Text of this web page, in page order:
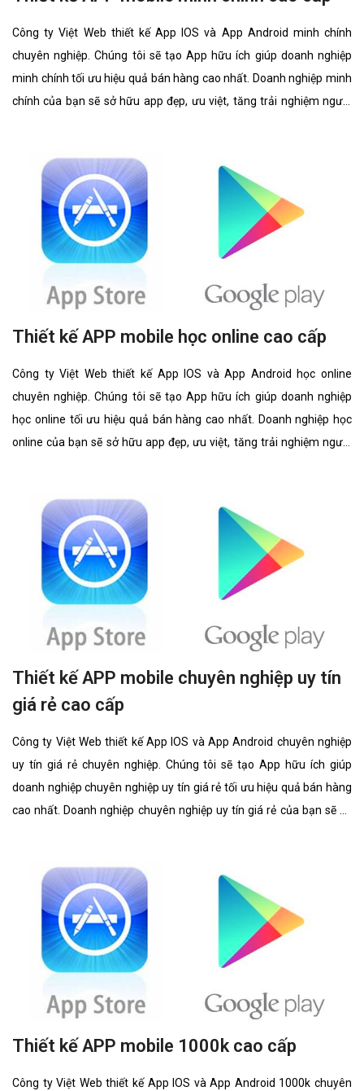
Công ty Việt Web thiết kế App IOS và App Android minh chính
chuyên nghiệp. Chúng tôi sẽ tạo App hữu ích giúp doanh nghiệp
minh chính tối ưu hiệu quả bán hàng cao nhất. Doanh nghiệp minh
chính của bạn sẽ sở hữu app đẹp, ưu việt, tăng trải nghiệm người
Thiết kế APP mobile học online cao cấp
Công ty Việt Web thiết kế App IOS và App Android học online
chuyên nghiệp. Chúng tôi sẽ tạo App hữu ích giúp doanh nghiệp
học online tối ưu hiệu quả bán hàng cao nhất. Doanh nghiệp học
online của bạn sẽ sở hữu app đẹp, ưu việt, tăng trải nghiệm người
Thiết kế APP mobile chuyên nghiệp uy tín
giá rẻ cao cấp
Công ty Việt Web thiết kế App IOS và App Android chuyên nghiệp
uy tín giá rẻ chuyên nghiệp. Chúng tôi sẽ tạo App hữu ích giúp
doanh nghiệp chuyên nghiệp uy tín giá rẻ tối ưu hiệu quả bán hàng
cao nhất. Doanh nghiệp chuyên nghiệp uy tín giá rẻ của bạn sẽ sở
Thiết kế APP mobile 1000k cao cấp
Công ty Việt Web thiết kế App IOS và App Android 1000k chuyên